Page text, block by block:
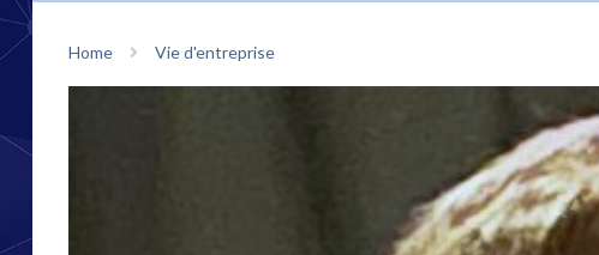
Home Vie d'entreprise